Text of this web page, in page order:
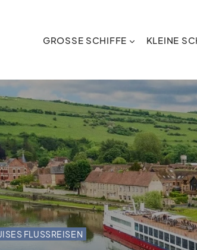
GROSSE SCHIFFE KLEINE
FLUSSREISEN